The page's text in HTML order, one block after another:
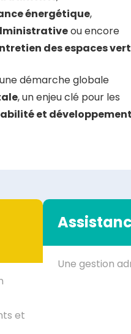
énergétique,
ou encore
des espaces
démarche globale
, un enjeu clé pour les
et développement
et
Une gestion